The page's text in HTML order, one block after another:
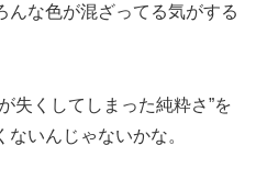
んな色が混ざってる気がする
失くしてしまった純粋さ”を
いんじゃないかな。